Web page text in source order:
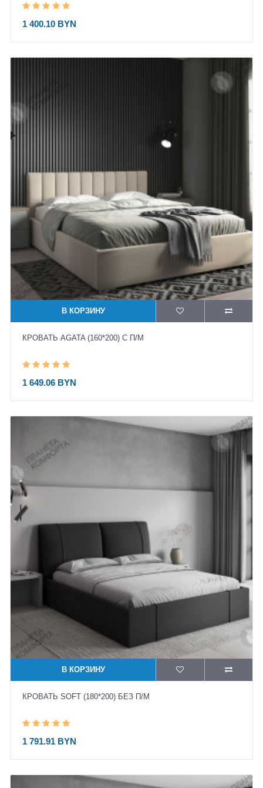
1 400.10 BYN
В КОРЗИНУ
КРОВАТЬ AGATA (160*200) С П/М
1 649.06 BYN
В КОРЗИНУ
КРОВАТЬ SOFT (180*200) БЕЗ П/М
1 791.91 BYN